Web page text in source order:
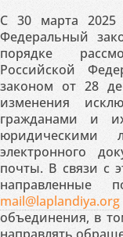
С 30 марта 2025
Федеральный
порядке
Российской
законом от 28
изменения
гражданами и
электронного
почты. В связи с
направленные
mail@laplandiya.org
объединения, в